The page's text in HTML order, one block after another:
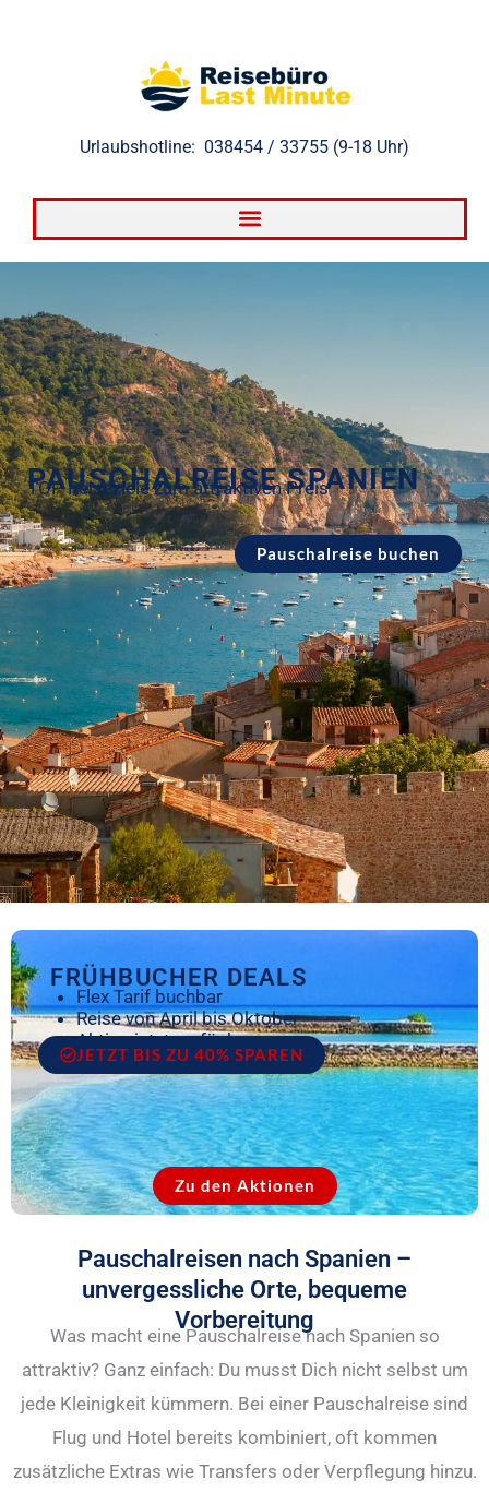
Urlaubshotline: 038454 / 33755 (9-18 Uhr)
PAUSCHALREISE SPANIEN
TOP Reiseziele zum attraktiven Preis
Pauschalreise buchen
FRÜHBUCHER DEALS
Flex Tarif buchbar
Reise von April bis Oktober
Aktion jetzt verfügbar
JETZT BIS ZU 40% SPAREN
Zu den Aktionen
Pauschalreisen nach Spanien –
unvergessliche Orte, bequeme
Vorbereitung
Was macht eine Pauschalreise nach Spanien so
attraktiv? Ganz einfach: Du musst Dich nicht selbst um
jede Kleinigkeit kümmern. Bei einer Pauschalreise sind
Flug und Hotel bereits kombiniert, oft kommen
zusätzliche Extras wie Transfers oder Verpflegung hinzu.